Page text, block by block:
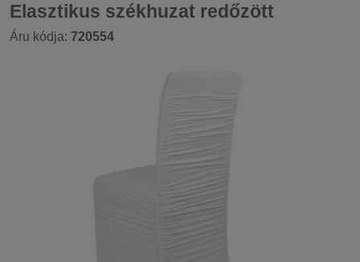
Elasztikus székhuzat redőzött
Áru kódja: 720554